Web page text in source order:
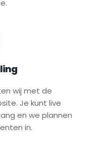
wij met de
Je kunt live
en we plannen
in.